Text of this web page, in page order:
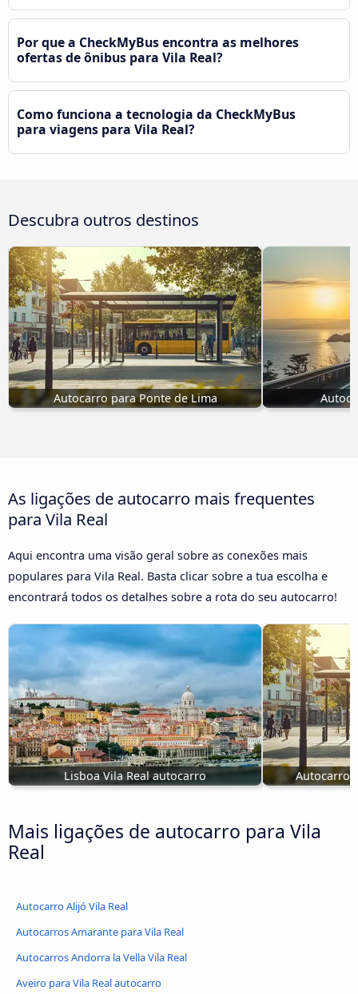
Por que a CheckMyBus encontra as melhores
ofertas de ônibus para Vila Real?
Como funciona a tecnologia da CheckMyBus
para viagens para Vila Real?
Descubra outros destinos
Autocarro para Ponte de Lima
As ligações de autocarro mais frequentes
para Vila Real
Aqui encontra uma visão geral sobre as conexões mais
populares para Vila Real. Basta clicar sobre a tua escolha e
encontrará todos os detalhes sobre a rota do seu autocarro!
Lisboa Vila Real autocarro Autocarro
Mais ligações de autocarro para Vila
Real
Autocarro Alijó Vila Real
Autocarros Amarante para Vila Real
Autocarros Andorra la Vella Vila Real
Aveiro para Vila Real autocarro